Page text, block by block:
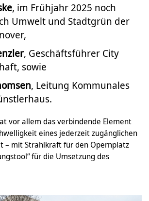
, im Frühjahr 2025 noch
Umwelt und Stadtgrün der
, Geschäftsführer City
sowie
, Leitung Kommunales
vor allem das verbindende Element
eines jederzeit zugänglichen
– mit Strahlkraft für den Opernplatz
für die Umsetzung des